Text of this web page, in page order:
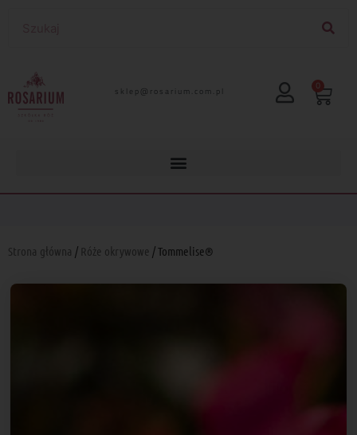
lp.moc.muirasor@pelks 0
Strona główna / Róże okrywowe / Tommelise®